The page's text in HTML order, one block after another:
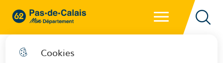
Cookies
62 - Pas-de-Calais Mon Département - Retour à l'accueil